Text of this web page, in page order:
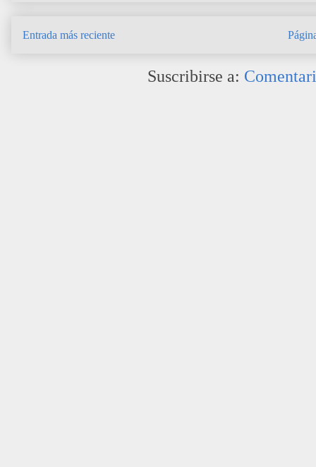
Entrada más reciente
Suscribirse a: